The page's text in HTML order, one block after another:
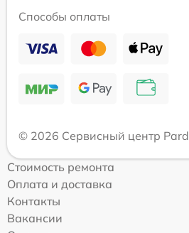
Способы оплаты
© 2026 Сервисный центр Pard
Стоимость ремонта
Оплата и доставка
Контакты
Вакансии